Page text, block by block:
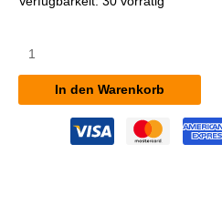
'57
Custom
Champ
In den Warenkorb